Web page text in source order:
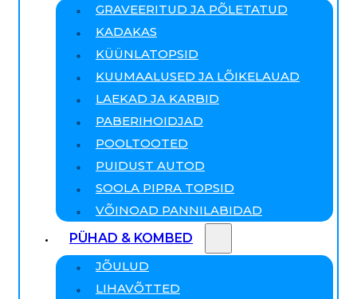
GRAVEERITUD JA PÕLETATUD
KADAKAS
KÜÜNLATOPSID
KUUMAALUSED JA LÕIKELAUAD
LAEKAD JA KARBID
PABERIHOIDJAD
POOLTOOTED
PUIDUST AUTOD
SOOLA PIPRA TOPSID
VÕINOAD PANNILABIDAD
PÜHAD & KOMBED
JÕULUD
LIHAVÕTTED